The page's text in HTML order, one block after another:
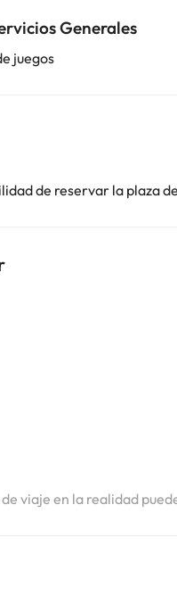
Generales
juegos
de reservar la plaza
viaje en la realidad